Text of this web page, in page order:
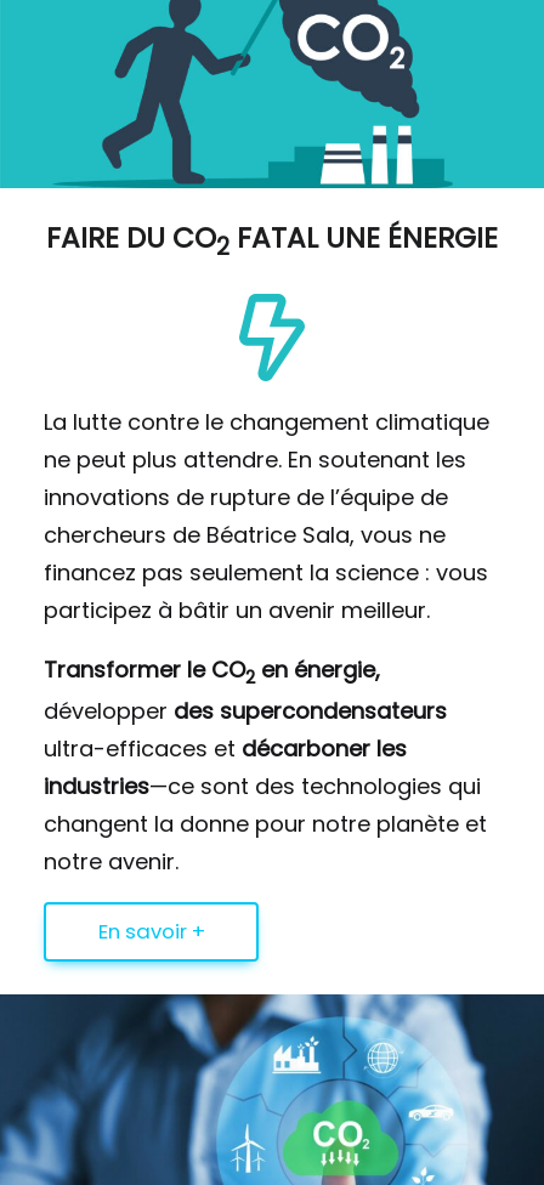
FAIRE DU CO2 FATAL UNE ÉNERGIE
La lutte contre le changement climatique
ne peut plus attendre. En soutenant les
innovations de rupture de l’équipe de
chercheurs de Béatrice Sala, vous ne
financez pas seulement la science : vous
participez à bâtir un avenir meilleur.
Transformer le CO2 en énergie,
développer des supercondensateurs
ultra-efficaces et décarboner les
industries—ce sont des technologies qui
changent la donne pour notre planète et
notre avenir.
En savoir +